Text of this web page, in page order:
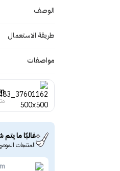
الوصف
طريقة الاستعمال
مواصفات
غالبًا ما يتم
المنتجات